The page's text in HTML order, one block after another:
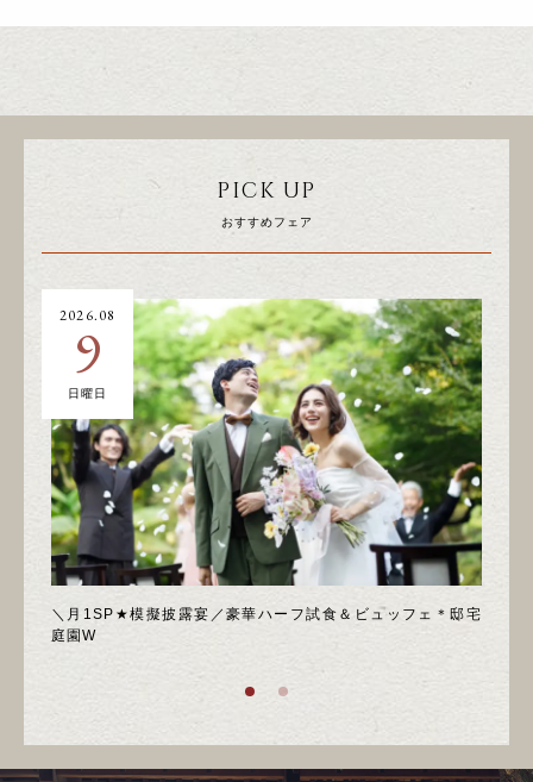
PICK UP
おすすめフェア
＼月1SP★模擬披露宴／豪華ハーフ試食＆ビュッフェ＊邸宅
庭園W
2026.08
9
日曜日